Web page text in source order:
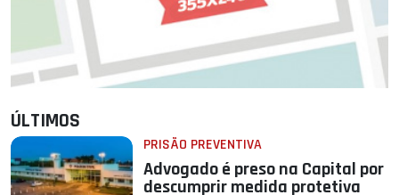
ÚLTIMOS
PRISÃO PREVENTIVA
Advogado é preso na Capital por
descumprir medida protetiva